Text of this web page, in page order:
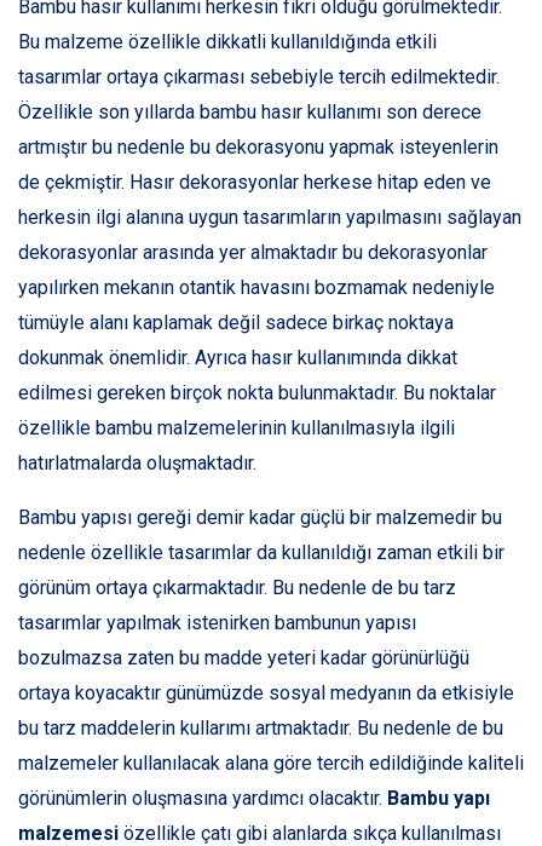
Bambu hasır kullanımı herkesin fikri olduğu görülmektedir.
Bu malzeme özellikle dikkatli kullanıldığında etkili
tasarımlar ortaya çıkarması sebebiyle tercih edilmektedir.
Özellikle son yıllarda bambu hasır kullanımı son derece
artmıştır bu nedenle bu dekorasyonu yapmak isteyenlerin
de çekmiştir. Hasır dekorasyonlar herkese hitap eden ve
herkesin ilgi alanına uygun tasarımların yapılmasını sağlayan
dekorasyonlar arasında yer almaktadır bu dekorasyonlar
yapılırken mekanın otantik havasını bozmamak nedeniyle
tümüyle alanı kaplamak değil sadece birkaç noktaya
dokunmak önemlidir. Ayrıca hasır kullanımında dikkat
edilmesi gereken birçok nokta bulunmaktadır. Bu noktalar
özellikle bambu malzemelerinin kullanılmasıyla ilgili
hatırlatmalarda oluşmaktadır.
Bambu yapısı gereği demir kadar güçlü bir malzemedir bu
nedenle özellikle tasarımlar da kullanıldığı zaman etkili bir
görünüm ortaya çıkarmaktadır. Bu nedenle de bu tarz
tasarımlar yapılmak istenirken bambunun yapısı
bozulmazsa zaten bu madde yeteri kadar görünürlüğü
ortaya koyacaktır günümüzde sosyal medyanın da etkisiyle
bu tarz maddelerin kullarımı artmaktadır. Bu nedenle de bu
malzemeler kullanılacak alana göre tercih edildiğinde kaliteli
görünümlerin oluşmasına yardımcı olacaktır. Bambu yapı
malzemesi özellikle çatı gibi alanlarda sıkça kullanılması